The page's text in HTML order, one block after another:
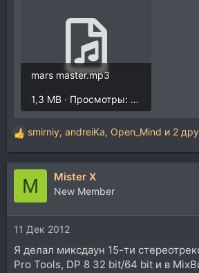
mars master.mp3
1,3 MB · Просмотры: 205
Р
е
а
и
и
:
smirniy, andreiKa, Open_Mind и 2
M Mister X
New Member
11 Дек 2012
Я делал миксдаун 15-ти
Pro Tools, DP 8 32 bit/64 bit и в